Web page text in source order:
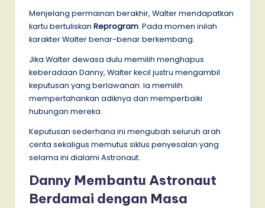
Menjelang permainan berakhir, Walter mendapatkan
kartu bertuliskan Reprogram. Pada momen inilah
karakter Walter benar-benar berkembang.
Jika Walter dewasa dulu memilih menghapus
keberadaan Danny, Walter kecil justru mengambil
keputusan yang berlawanan. Ia memilih
mempertahankan adiknya dan memperbaiki
hubungan mereka.
Keputusan sederhana ini mengubah seluruh arah
cerita sekaligus memutus siklus penyesalan yang
selama ini dialami Astronaut.
Danny Membantu Astronaut
Berdamai dengan Masa